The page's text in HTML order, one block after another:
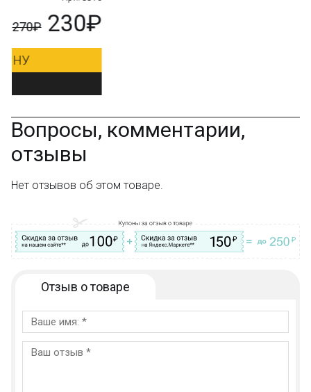
Вопрос–ответ
Вопросы, комментарии,
отзывы
Нет отзывов об этом товаре.
Отзыв о товаре